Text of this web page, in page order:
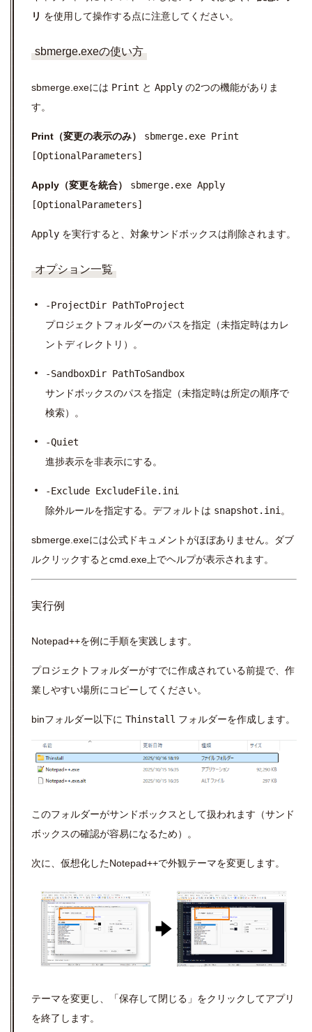
リ を使用して操作する点に注意してください。
sbmerge.exeの使い方
sbmerge.exeには Print と Apply の2つの機能がありま
す。
Print（変更の表示のみ）
sbmerge.exe Print
[OptionalParameters]
Apply（変更を統合）
sbmerge.exe Apply
[OptionalParameters]
Apply を実行すると、対象サンドボックスは削除されます。
オプション一覧
-ProjectDir PathToProject
プロジェクトフォルダーのパスを指定（未指定時はカレ
ントディレクトリ）。
-SandboxDir PathToSandbox
サンドボックスのパスを指定（未指定時は所定の順序で
検索）。
-Quiet
進捗表示を非表示にする。
-Exclude ExcludeFile.ini
除外ルールを指定する。デフォルトは snapshot.ini 。
sbmerge.exeには公式ドキュメントがほぼありません。ダブ
ルクリックするとcmd.exe上でヘルプが表示されます。
実行例
Notepad++を例に手順を実践します。
プロジェクトフォルダーがすでに作成されている前提で、作
業しやすい場所にコピーしてください。
binフォルダー以下に Thinstall フォルダーを作成します。
このフォルダーがサンドボックスとして扱われます（サンド
ボックスの確認が容易になるため）。
次に、仮想化したNotepad++で外観テーマを変更します。
テーマを変更し、「保存して閉じる」をクリックしてアプリ
を終了します。